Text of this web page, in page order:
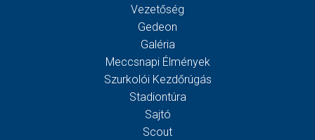
Vezetőség
Gedeon
Galéria
Meccsnapi Élmények
Szurkolói Kezdőrúgás
Stadiontúra
Sajtó
Scout